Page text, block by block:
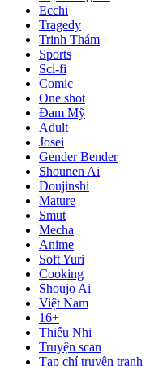
Ecchi
Tragedy
Trinh Thám
Sports
Sci-fi
Comic
One shot
Đam Mỹ
Adult
Josei
Gender Bender
Shounen Ai
Doujinshi
Mature
Smut
Mecha
Anime
Soft Yuri
Cooking
Shoujo Ai
Việt Nam
16+
Thiếu Nhi
Truyện scan
Tạp chí truyện tranh